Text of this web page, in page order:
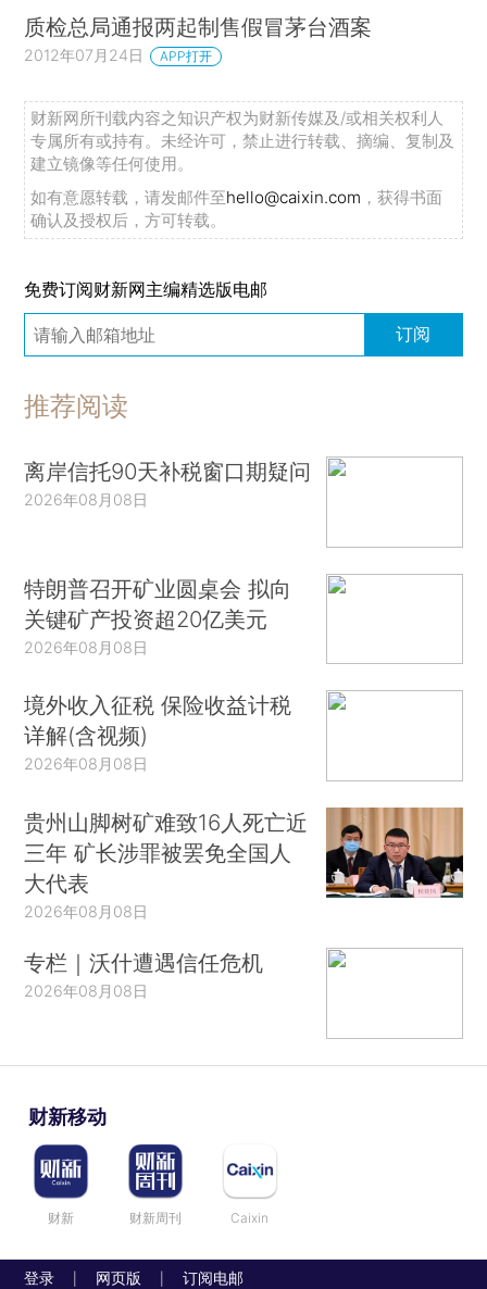
质检总局通报两起制售假冒茅台酒案
2012年07月24日 APP打开
财新网所刊载内容之知识产权为财新传媒及/或相关权利人
专属所有或持有。未经许可，禁止进行转载、摘编、复制及
建立镜像等任何使用。
如有意愿转载，请发邮件至hello@caixin.com ，获得书面
确认及授权后，方可转载。
免费订阅财新网主编精选版电邮
订阅
推荐阅读
离岸信托90天补税窗口期疑问
2026年08月08日
特朗普召开矿业圆桌会 拟向
关键矿产投资超20亿美元
2026年08月08日
境外收入征税 保险收益计税
详解(含视频)
2026年08月08日
贵州山脚树矿难致16人死亡近
三年 矿长涉罪被罢免全国人
大代表
2026年08月08日
专栏｜沃什遭遇信任危机
2026年08月08日
财新移动
财新 财新周刊 Caixin
登录 网页版 订阅电邮